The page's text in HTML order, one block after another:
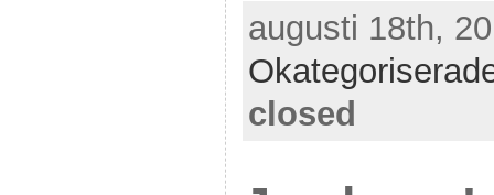
augusti 18th,
closed